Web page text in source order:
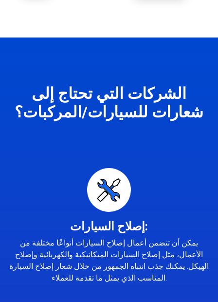
الشركات التي تحتاج إلى
شعارات للسيارات/المركبات؟
إصلاح السيارات:
يمكن أن تتضمن أعمال إصلاح السيارات أنواعًا مختلفة من
الأعمال، مثل إصلاح السيارات الميكانيكية والكهربائية وإصلاح
الهيكل. يمكنك جذب انتباه الجمهور من خلال شعار إصلاح السيارة
المناسب الذي يمثل ما تقدمه للعملاء.